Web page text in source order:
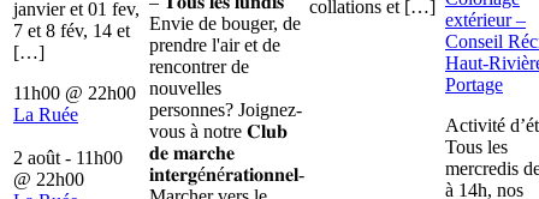
janvier et 01 fev,
7 et 8 fév, 14 et
[…]
11h00 @ 22h00
La Ruée
2 août - 11h00
@ 22h00
Envie de bouger, de
prendre l'air et de
rencontrer de
nouvelles
personnes? Joignez-
vous à notre 𝐂𝐥𝐮𝐛
𝐝𝐞 𝐦𝐚𝐫𝐜𝐡𝐞
𝐢𝐧𝐭𝐞𝐫𝐠é𝐧é𝐫𝐚𝐭𝐢𝐨𝐧𝐧𝐞𝐥-
collations et […]
extérieur –
Conseil
Haut-
Portage
Activité
Tous les
mercredis
à 14h, nos